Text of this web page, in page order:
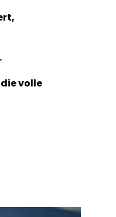
die volle